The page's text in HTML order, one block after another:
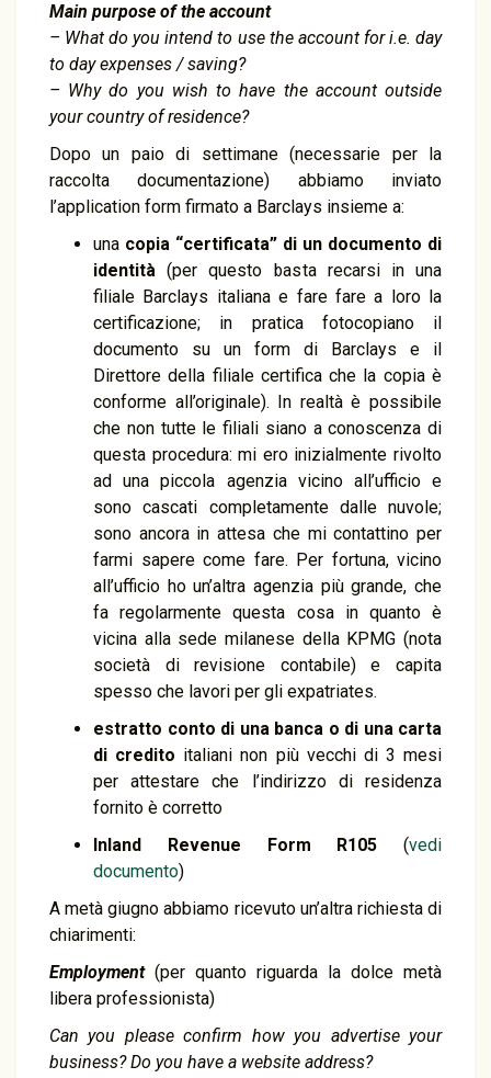
Main purpose of the account
– What do you intend to use the account for i.e. day
to day expenses / saving?
– Why do you wish to have the account outside
your country of residence?
Dopo un paio di settimane (necessarie per la
raccolta documentazione) abbiamo inviato
l’application form firmato a Barclays insieme a:
una copia “certificata” di un documento di
identità (per questo basta recarsi in una
filiale Barclays italiana e fare fare a loro la
certificazione; in pratica fotocopiano il
documento su un form di Barclays e il
Direttore della filiale certifica che la copia è
conforme all’originale). In realtà è possibile
che non tutte le filiali siano a conoscenza di
questa procedura: mi ero inizialmente rivolto
ad una piccola agenzia vicino all’ufficio e
sono cascati completamente dalle nuvole;
sono ancora in attesa che mi contattino per
farmi sapere come fare. Per fortuna, vicino
all’ufficio ho un’altra agenzia più grande, che
fa regolarmente questa cosa in quanto è
vicina alla sede milanese della KPMG (nota
società di revisione contabile) e capita
spesso che lavori per gli expatriates.
estratto conto di una banca o di una carta
di credito italiani non più vecchi di 3 mesi
per attestare che l’indirizzo di residenza
fornito è corretto
Inland Revenue Form R105 (vedi
documento)
A metà giugno abbiamo ricevuto un’altra richiesta di
chiarimenti:
Employment (per quanto riguarda la dolce metà
libera professionista)
Can you please confirm how you advertise your
business? Do you have a website address?